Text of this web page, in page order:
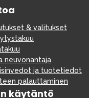
& valitukset
neuvonantaja
ja tuotetiedot
palauttaminen
käytäntö